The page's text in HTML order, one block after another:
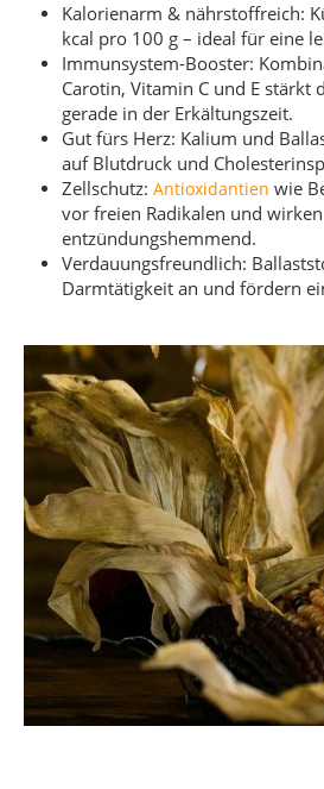
Kalorienarm & nährstoffreich:
kcal pro 100 g – ideal für eine
Immunsystem-Booster:
Carotin, Vitamin C und E stärkt
gerade in der Erkältungszeit.
Gut fürs Herz: Kalium und
auf Blutdruck und
Zellschutz: Antioxidantien wie
vor freien Radikalen und wirken
entzündungshemmend.
Verdauungsfreundlich:
Darmtätigkeit an und fördern